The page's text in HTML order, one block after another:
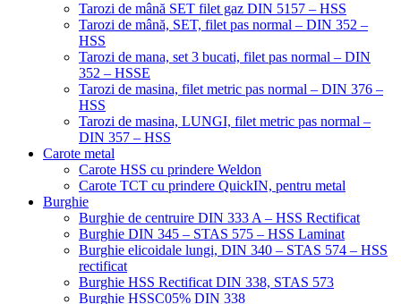
Tarozi de mână SET filet gaz DIN 5157 – HSS
Tarozi de mână, SET, filet pas normal – DIN 352 –
HSS
Tarozi de mana, set 3 bucati, filet pas normal – DIN
352 – HSSE
Tarozi de masina, filet metric pas normal – DIN 376 –
HSS
Tarozi de masina, LUNGI, filet metric pas normal –
DIN 357 – HSS
Carote metal
Carote HSS cu prindere Weldon
Carote TCT cu prindere QuickIN, pentru metal
Burghie
Burghie de centruire DIN 333 A – HSS Rectificat
Burghie DIN 345 – STAS 575 – HSS Laminat
Burghie elicoidale lungi, DIN 340 – STAS 574 – HSS
rectificat
Burghie HSS Rectificat DIN 338, STAS 573
Burghie HSSC05% DIN 338